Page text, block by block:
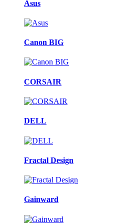
Asus
Canon BIG
CORSAIR
DELL
Fractal Design
Gainward